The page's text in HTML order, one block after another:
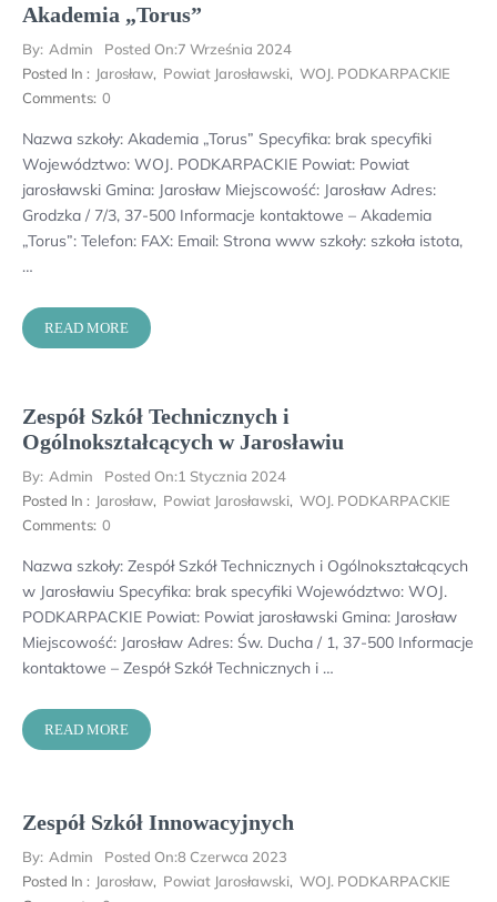
Akademia „Torus”
By: Admin Posted On:7 Września 2024
Posted In : Jarosław, Powiat Jarosławski, WOJ. PODKARPACKIE
Comments: 0
Nazwa szkoły: Akademia „Torus” Specyfika: brak specyfiki
Województwo: WOJ. PODKARPACKIE Powiat: Powiat
jarosławski Gmina: Jarosław Miejscowość: Jarosław Adres:
Grodzka / 7/3, 37-500 Informacje kontaktowe – Akademia
„Torus”: Telefon: FAX: Email: Strona www szkoły: szkoła istota,
…
READ MORE
Zespół Szkół Technicznych i
Ogólnokształcących w Jarosławiu
By: Admin Posted On:1 Stycznia 2024
Posted In : Jarosław, Powiat Jarosławski, WOJ. PODKARPACKIE
Comments: 0
Nazwa szkoły: Zespół Szkół Technicznych i Ogólnokształcących
w Jarosławiu Specyfika: brak specyfiki Województwo: WOJ.
PODKARPACKIE Powiat: Powiat jarosławski Gmina: Jarosław
Miejscowość: Jarosław Adres: Św. Ducha / 1, 37-500 Informacje
kontaktowe – Zespół Szkół Technicznych i …
READ MORE
Zespół Szkół Innowacyjnych
By: Admin Posted On:8 Czerwca 2023
Posted In : Jarosław, Powiat Jarosławski, WOJ. PODKARPACKIE